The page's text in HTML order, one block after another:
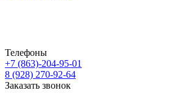
Телефоны
+7 (863)-204-95-01
8 (928) 270-92-64
Заказать звонок